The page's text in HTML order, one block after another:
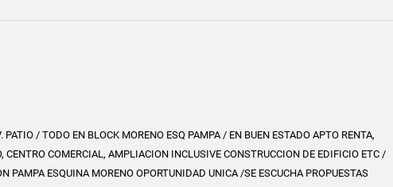
PATIO / TODO EN BLOCK MORENO ESQ PAMPA / EN BUEN ESTADO APTO RENTA,
CENTRO COMERCIAL, AMPLIACION INCLUSIVE CONSTRUCCION DE EDIFICIO ETC /
PAMPA ESQUINA MORENO OPORTUNIDAD UNICA /SE ESCUCHA PROPUESTAS